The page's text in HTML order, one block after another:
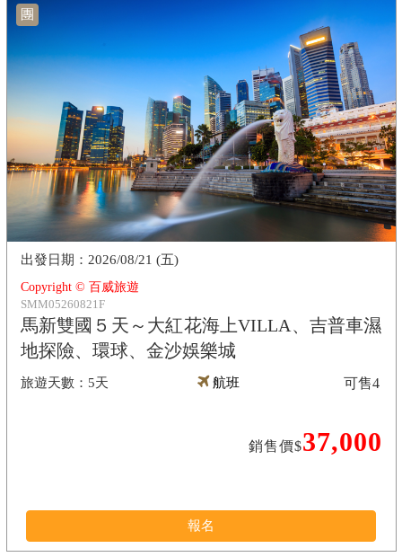
團
Copyright © 百威旅遊
SMM05260821F
馬新雙國５天～大紅花海上VILLA、吉普車濕
地探險、環球、金沙娛樂城
5天
2026/08/21 (五)
航班
銷售價$37,000
可售4
報名